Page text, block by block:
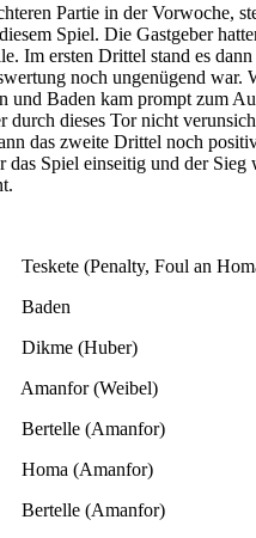
Partie in der Vorwoche,
Spiel. Die Gastgeber
Im ersten Drittel stand es dann
noch ungenügend war.
und Baden kam prompt zum
durch dieses Tor nicht
das zweite Drittel noch
das Spiel einseitig und der Sieg
(Penalty, Foul an
(Huber)
(Weibel)
(Amanfor)
(Amanfor)
(Amanfor)